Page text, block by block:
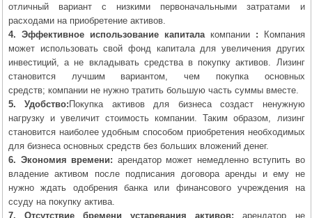
отличный вариант с низкими первоначальными затратами и
расходами на приобретение активов.
4. Эффективное использование капиталакомпании : Компания
может использовать свой фонд капитала для увеличения других
инвестиций, а не вкладывать средства в покупку активов. Лизинг
становится лучшим вариантом, чем покупка основных
средств; компании не нужно тратить большую часть суммы вместе.
5. Удобство:Покупка активов для бизнеса создаст ненужную
нагрузку и увеличит стоимость компании. Таким образом, лизинг
становится наиболее удобным способом приобретения необходимых
для бизнеса основных средств без больших вложений денег.
6. Экономия времени: арендатор может немедленно вступить во
владение активом после подписания договора аренды и ему не
нужно ждать одобрения банка или финансового учреждения на
ссуду на покупку актива.
7. Отсутствие бремени устаревания активов: арендатор не